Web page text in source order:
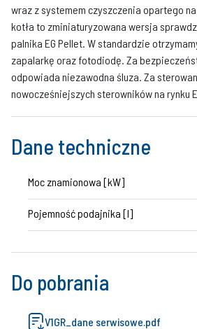
wraz z systemem czyszczenia opartego
kotła to zminiaturyzowana wersja
palnika EG Pellet. W standardzie
zapalarkę oraz fotodiodę. Za
odpowiada niezawodna śluza. Za
nowocześniejszych sterowników na rynku
Dane techniczne
Moc znamionowa [kW]
Pojemność podajnika [l]
Do pobrania
V1GR_dane serwisowe.pdf